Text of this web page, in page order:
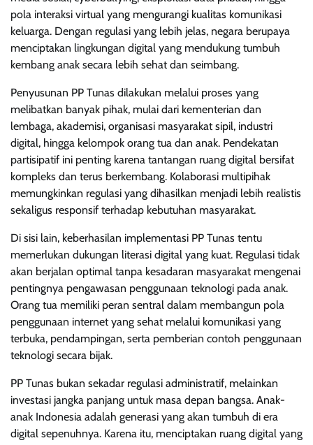
pola interaksi virtual yang mengurangi kualitas komunikasi
keluarga. Dengan regulasi yang lebih jelas, negara berupaya
menciptakan lingkungan digital yang mendukung tumbuh
kembang anak secara lebih sehat dan seimbang.
Penyusunan PP Tunas dilakukan melalui proses yang
melibatkan banyak pihak, mulai dari kementerian dan
lembaga, akademisi, organisasi masyarakat sipil, industri
digital, hingga kelompok orang tua dan anak. Pendekatan
partisipatif ini penting karena tantangan ruang digital bersifat
kompleks dan terus berkembang. Kolaborasi multipihak
memungkinkan regulasi yang dihasilkan menjadi lebih realistis
sekaligus responsif terhadap kebutuhan masyarakat.
Di sisi lain, keberhasilan implementasi PP Tunas tentu
memerlukan dukungan literasi digital yang kuat. Regulasi tidak
akan berjalan optimal tanpa kesadaran masyarakat mengenai
pentingnya pengawasan penggunaan teknologi pada anak.
Orang tua memiliki peran sentral dalam membangun pola
penggunaan internet yang sehat melalui komunikasi yang
terbuka, pendampingan, serta pemberian contoh penggunaan
teknologi secara bijak.
PP Tunas bukan sekadar regulasi administratif, melainkan
investasi jangka panjang untuk masa depan bangsa. Anak-
anak Indonesia adalah generasi yang akan tumbuh di era
digital sepenuhnya. Karena itu, menciptakan ruang digital yang